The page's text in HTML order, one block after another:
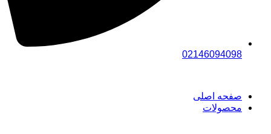
02146094098
صفحه اصلی
محصولات